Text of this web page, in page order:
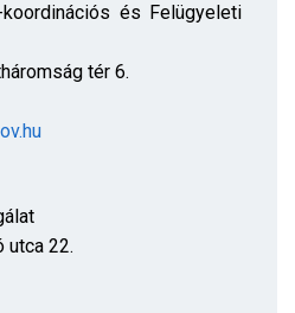
és Felügyeleti
tér 6.
utca 22.